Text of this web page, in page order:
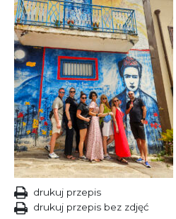
drukuj przepis
drukuj przepis bez zdjęć